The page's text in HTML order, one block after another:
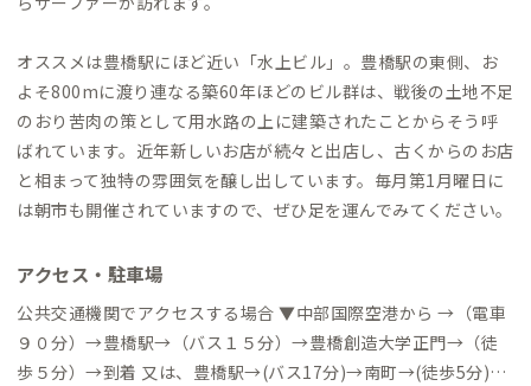
オススメは豊橋駅にほど近い「水上ビル」。豊橋駅の東側、お
よそ800mに渡り連なる築60年ほどのビル群は、戦後の土地不足
のおり苦肉の策として用水路の上に建築されたことからそう呼
ばれています。近年新しいお店が続々と出店し、古くからのお店
と相まって独特の雰囲気を醸し出しています。毎月第1月曜日に
は朝市も開催されていますので、ぜひ足を運んでみてください。
アクセス・駐車場
公共交通機関でアクセスする場合 ▼中部国際空港から →（電車
９０分）→豊橋駅→（バス１５分）→豊橋創造大学正門→（徒
歩５分）→到着 又は、豊橋駅→(バス17分)→南町→(徒歩5分)→